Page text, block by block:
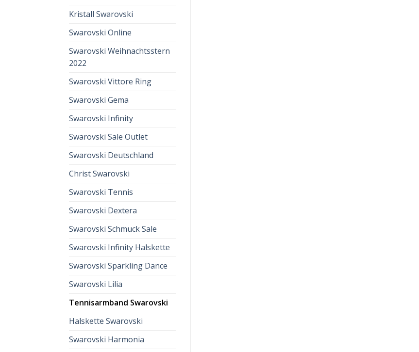
Kristall Swarovski
Swarovski Online
Swarovski Weihnachtsstern
2022
Swarovski Vittore Ring
Swarovski Gema
Swarovski Infinity
Swarovski Sale Outlet
Swarovski Deutschland
Christ Swarovski
Swarovski Tennis
Swarovski Dextera
Swarovski Schmuck Sale
Swarovski Infinity Halskette
Swarovski Sparkling Dance
Swarovski Lilia
Tennisarmband Swarovski
Halskette Swarovski
Swarovski Harmonia